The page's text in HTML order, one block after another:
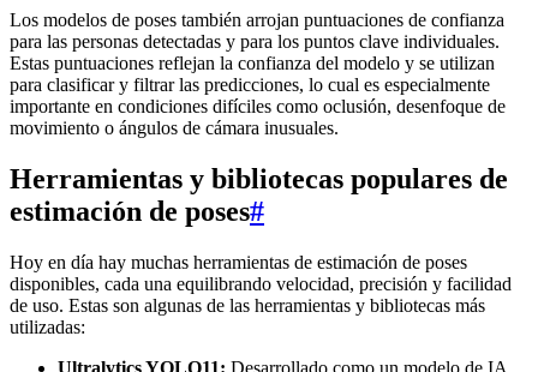
Los modelos de poses también arrojan puntuaciones de confianza
para las personas detectadas y para los puntos clave individuales.
Estas puntuaciones reflejan la confianza del modelo y se utilizan
para clasificar y filtrar las predicciones, lo cual es especialmente
importante en condiciones difíciles como oclusión, desenfoque de
movimiento o ángulos de cámara inusuales.
Herramientas y bibliotecas populares de
estimación de poses#
Hoy en día hay muchas herramientas de estimación de poses
disponibles, cada una equilibrando velocidad, precisión y facilidad
de uso. Estas son algunas de las herramientas y bibliotecas más
utilizadas:
Ultralytics YOLO11: Desarrollado como un modelo de IA